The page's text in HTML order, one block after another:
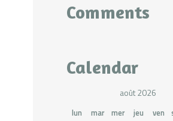
Comments
Calendar
août 2026
lun mar mer jeu ven